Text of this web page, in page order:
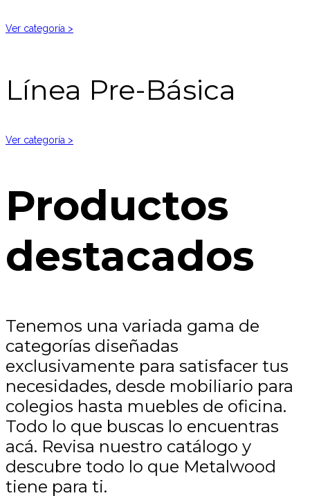
Ver categoría >
Línea Pre-Básica
Ver categoría >
Productos
destacados
Tenemos una variada gama de
categorías diseñadas
exclusivamente para satisfacer tus
necesidades, desde mobiliario para
colegios hasta muebles de oficina.
Todo lo que buscas lo encuentras
acá. Revisa nuestro catálogo y
descubre todo lo que Metalwood
tiene para ti.